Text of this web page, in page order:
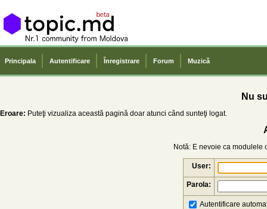
Principala Autentificare Înregistrare Forum Muzică
Nu
Eroare: Puteţi vizualiza această pagină doar atunci când sunteţi logat.
Notă: E nevoie ca modulele
User:
Parola:
Autentificare